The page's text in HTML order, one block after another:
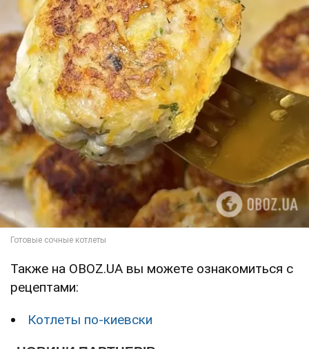
Также на OBOZ.UA вы можете ознакомиться с
рецептами:
Котлеты по-киевски